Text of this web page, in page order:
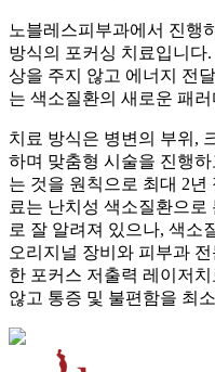
노블레스피부과에서 진행
방식의 포커싱 치료입니다
상을 주지 않고 에너지 전
는 색소질환의 새로운 패
치료 방식은 병변의 부위,
하며 맞춤형 시술을 진행
는 것을 원칙으로 최대 2년
료는 난치성 색소질환으로
로 잘 알려져 있으나, 색소
오리지널 장비와 피부과
한 포커스 저출력 레이저
않고 통증 및 불편함을 최